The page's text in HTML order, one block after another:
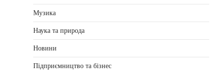
Музика
Наука та природа
Новини
Підприємництво та бізнес